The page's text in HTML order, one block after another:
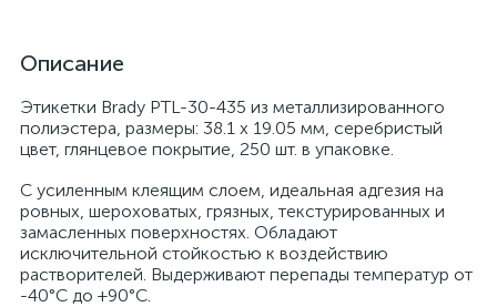
Описание
Этикетки Brady PTL-30-435 из металлизированного
полиэстера, размеры: 38.1 x 19.05 мм, серебристый
цвет, глянцевое покрытие, 250 шт. в упаковке.
С усиленным клеящим слоем, идеальная адгезия на
ровных, шероховатых, грязных, текстурированных и
замасленных поверхностях. Обладают
исключительной стойкостью к воздействию
растворителей. Выдерживают перепады температур от
-40°C до +90°C.